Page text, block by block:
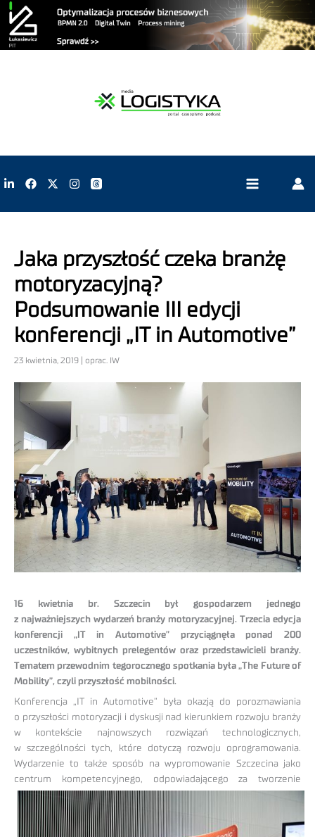
Jaka przyszłość czeka branżę
motoryzacyjną?
Podsumowanie III edycji
konferencji „IT in Automotive”
23 kwietnia, 2019 | oprac. IW
16 kwietnia br. Szczecin był gospodarzem jednego
z najważniejszych wydarzeń branży motoryzacyjnej. Trzecia edycja
konferencji „IT in Automotive” przyciągnęła ponad 200
uczestników, wybitnych prelegentów oraz przedstawicieli branży.
Tematem przewodnim tegorocznego spotkania była „The Future of
Mobility”, czyli przyszłość mobilności.
Konferencja „IT in Automotive” była okazją do porozmawiania
o przyszłości motoryzacji i dyskusji nad kierunkiem rozwoju branży
w kontekście najnowszych rozwiązań technologicznych,
w szczególności tych, które dotyczą rozwoju oprogramowania.
Wydarzenie to także sposób na wypromowanie Szczecina jako
centrum kompetencyjnego,
odpowiadającego za tworzenie